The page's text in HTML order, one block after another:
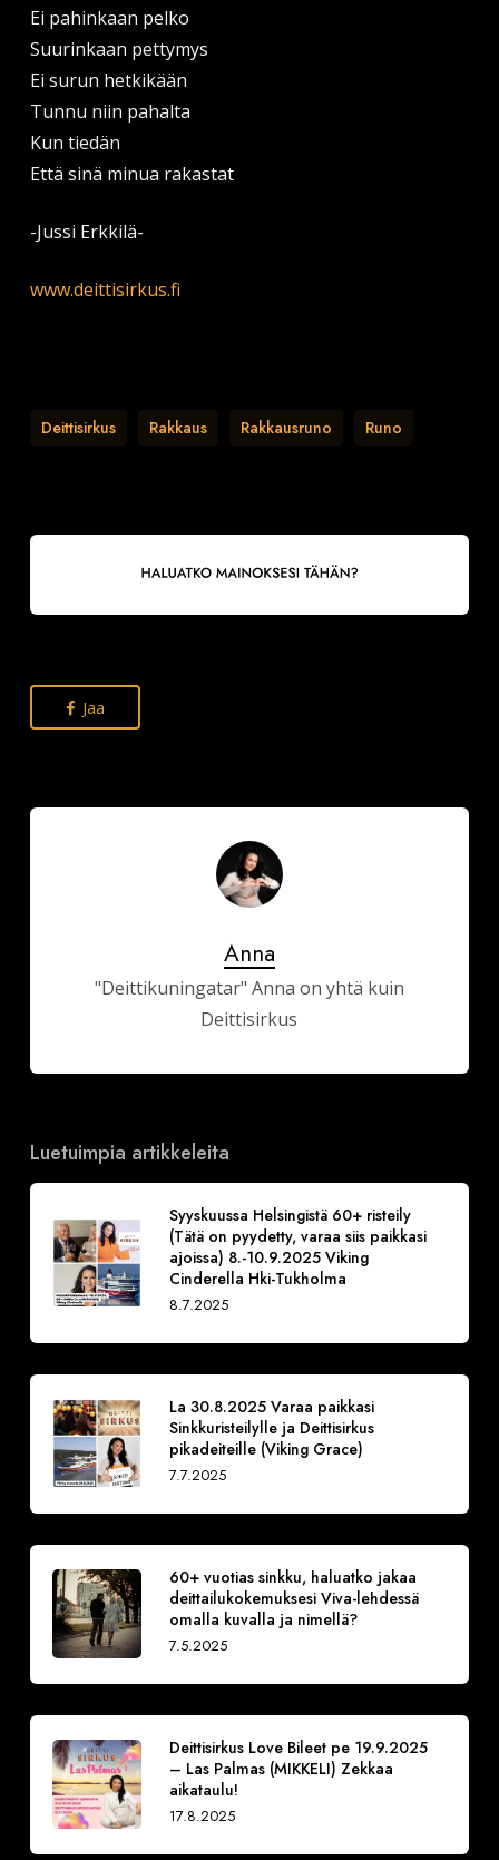
Ei pahinkaan pelko
Suurinkaan pettymys
Ei surun hetkikään
Tunnu niin pahalta
Kun tiedän
Että sinä minua rakastat
-Jussi Erkkilä-
www.deittisirkus.fi
Deittisirkus Rakkaus Rakkausruno Runo
Jaa
Anna
"Deittikuningatar" Anna on yhtä kuin
Deittisirkus
Luetuimpia artikkeleita
Syyskuussa Helsingistä 60+ risteily
(Tätä on pyydetty, varaa siis paikkasi
ajoissa) 8.-10.9.2025 Viking
Cinderella Hki-Tukholma
8.7.2025
La 30.8.2025 Varaa paikkasi
Sinkkuristeilylle ja Deittisirkus
pikadeiteille (Viking Grace)
7.7.2025
60+ vuotias sinkku, haluatko jakaa
deittailukokemuksesi Viva-lehdessä
omalla kuvalla ja nimellä?
7.5.2025
Deittisirkus Love Bileet pe 19.9.2025
– Las Palmas (MIKKELI) Zekkaa
aikataulu!
17.8.2025